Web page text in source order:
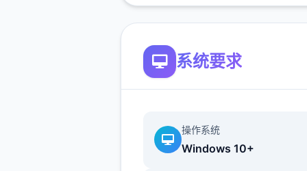
伙伴与幻兽：控制者可以邂逅
系统要求
操作系统
Windows 10+